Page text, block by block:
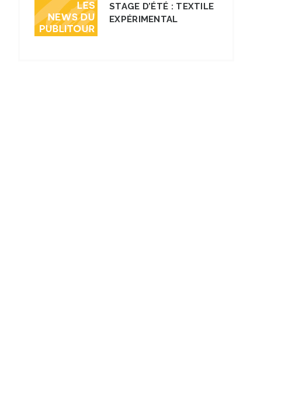
STAGE D’ÉTÉ : TEXTILE
EXPÉRIMENTAL